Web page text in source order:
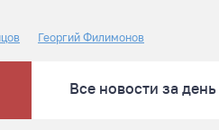
Георгий Филимонов
Все новости за день